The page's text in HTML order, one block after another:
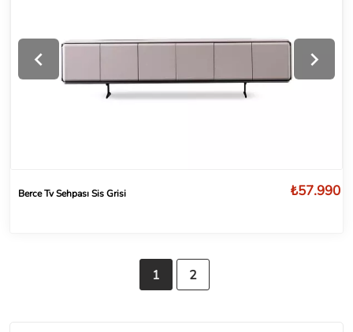
1 2
Berce Tv Sehpası Sis Grisi ₺57.990